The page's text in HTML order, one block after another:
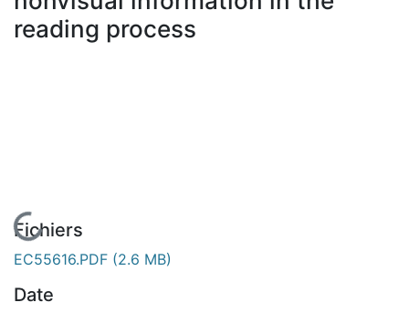
reading process
En cours de chargement...
Fichiers
EC55616.PDF (2.6 MB)
Date